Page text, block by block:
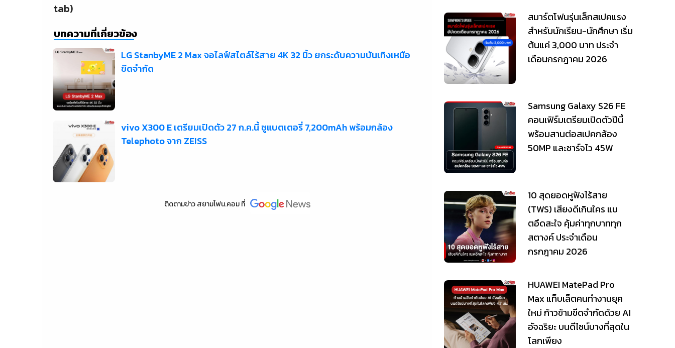
tab)
บทความที่เกี่ยวข้อง
LG StanbyME 2 Max จอไลฟ์สไตล์ไร้สาย 4K 32 นิ้ว ยกระดับความบันเทิงเหนือ
ขีดจำกัด
vivo X300 E เตรียมเปิดตัว 27 ก.ค.นี้ ชูแบตเตอรี่ 7,200mAh พร้อมกล้อง
Telephoto จาก ZEISS
ติดตามข่าวสยามโฟน.คอมที่
สมาร์ตโฟนรุ่นเล็กสเปคแรง
สำหรับนักเรียน-นักศึกษา เริ่ม
ต้นแค่ 3,000 บาท ประจำ
เดือนกรกฎาคม 2026
Samsung Galaxy S26 FE
คอนเฟิร์มเตรียมเปิดตัวปีนี้
พร้อมสานต่อสเปคกล้อง
50MP และชาร์จไว 45W
10 สุดยอดหูฟังไร้สาย
(TWS) เสียงดีเกินใคร แบ
ตอึดสะใจ คุ้มค่าทุกบาททุก
สตางค์ ประจำเดือน
กรกฎาคม 2026
HUAWEI MatePad Pro
Max แท็บเล็ตคนทำงานยุค
ใหม่ ก้าวข้ามขีดจำกัดด้วย AI
อัจฉริยะ บนดีไซน์บางที่สุดใน
โลกเพียง